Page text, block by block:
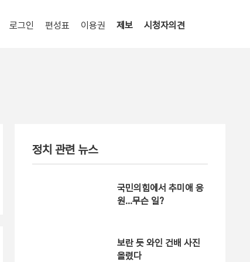
로그인 편성표 이용권 제보 시청자의견
정치 관련 뉴스
국민의힘에서 추미애 응
원…무슨 일?
보란 듯 와인 건배 사진
올렸다